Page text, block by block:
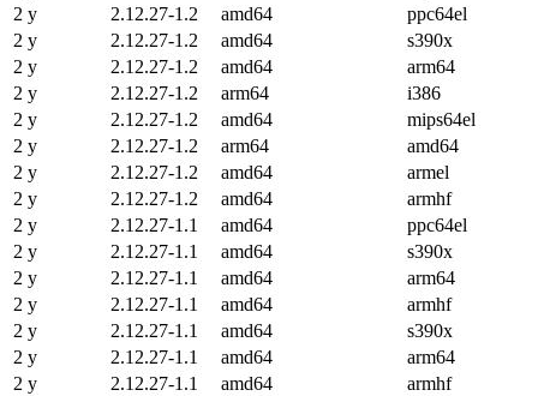
2 y
2.12.27-1.2 amd64
ppc64el
2 y
2.12.27-1.2 amd64
s390x
2 y
2.12.27-1.2 amd64
arm64
2 y
2.12.27-1.2 arm64
i386
2 y
2.12.27-1.2 amd64
mips64el
2 y
2.12.27-1.2 arm64
amd64
2 y
2.12.27-1.2 amd64
armel
2 y
2.12.27-1.2 amd64
armhf
2 y
2.12.27-1.1 amd64
ppc64el
2 y
2.12.27-1.1 amd64
s390x
2 y
2.12.27-1.1 amd64
arm64
2 y
2.12.27-1.1 amd64
armhf
2 y
2.12.27-1.1 amd64
s390x
2 y
2.12.27-1.1 amd64
arm64
2 y
2.12.27-1.1 amd64
armhf